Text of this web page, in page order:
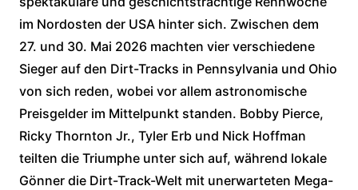
im Nordosten der USA hinter sich. Zwischen dem
27. und 30. Mai 2026 machten vier verschiedene
Sieger auf den Dirt-Tracks in Pennsylvania und Ohio
von sich reden, wobei vor allem astronomische
Preisgelder im Mittelpunkt standen. Bobby Pierce,
Ricky Thornton Jr., Tyler Erb und Nick Hoffman
teilten die Triumphe unter sich auf, während lokale
Gönner die Dirt-Track-Welt mit unerwarteten Mega-